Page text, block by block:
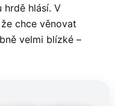
hrdě hlásí. V
chce věnovat
velmi blízké –